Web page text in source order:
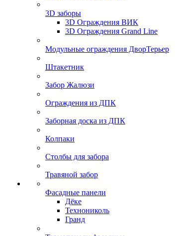
3D заборы
3D Ограждения ВИК
3D Ограждения Grand Line
Модульные ограждения ДворТерьер
Штакетник
Забор Жалюзи
Ограждения из ДПК
Заборная доска из ДПК
Колпаки
Столбы для забора
Травяной забор
Фасадные панели
Дёке
Технониколь
Гранд